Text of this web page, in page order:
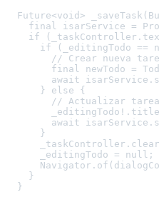
Future<void>
final isarService =
if
if (_editingTodo ==
// Crear nueva
final newTodo =
await
      } else {
// Actualizar
await
      }
      _editingTodo = null;
    }
  }